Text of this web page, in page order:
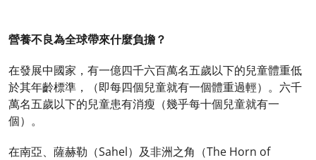
營養不良為全球帶來什麼負擔？
在發展中國家，有一億四千六百萬名五歲以下的兒童體重低
於其年齡標準，（即每四個兒童就有一個體重過輕）。六千
萬名五歲以下的兒童患有消瘦（幾乎每十個兒童就有一
個）。
在南亞、薩赫勒（Sahel）及非洲之角（The Horn of